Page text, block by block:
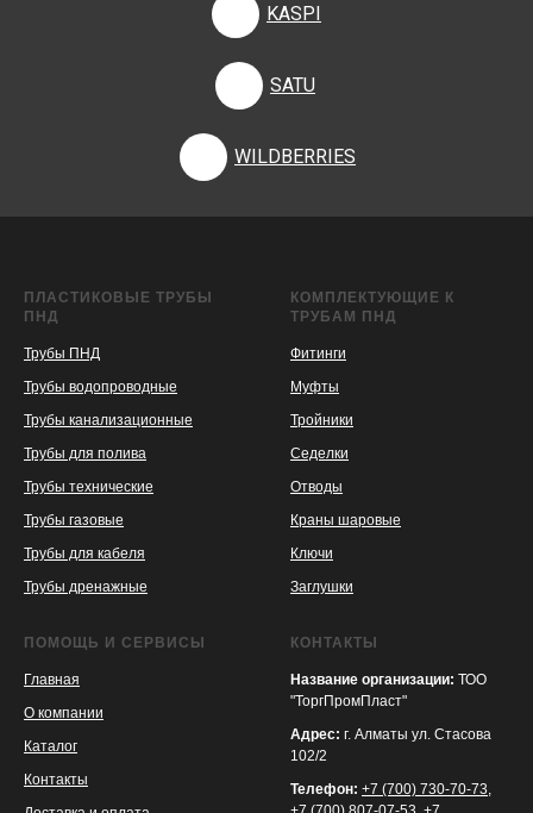
KASPI
SATU
WILDBERRIES
ПЛАСТИКОВЫЕ ТРУБЫ
ПНД
Трубы ПНД
Трубы водопроводные
Трубы канализационные
Трубы для полива
Трубы технические
Трубы газовые
Трубы для кабеля
Трубы дренажные
КОМПЛЕКТУЮЩИЕ К
ТРУБАМ ПНД
Фитинги
Муфты
Тройники
Седелки
Отводы
Краны шаровые
Ключи
Заглушки
ПОМОЩЬ И СЕРВИСЫ
Главная
О компании
Каталог
Контакты
КОНТАКТЫ
Название организации: ТОО
"ТоргПромПласт"
Адрес: г. Алматы ул. Стасова
102/2
Телефон: +7 (700) 730-70-73,